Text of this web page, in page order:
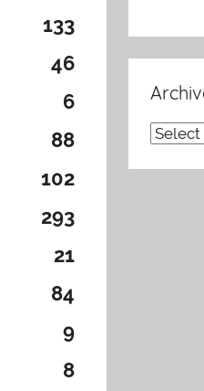
133
46
6
88
102
293
21
84
9
8